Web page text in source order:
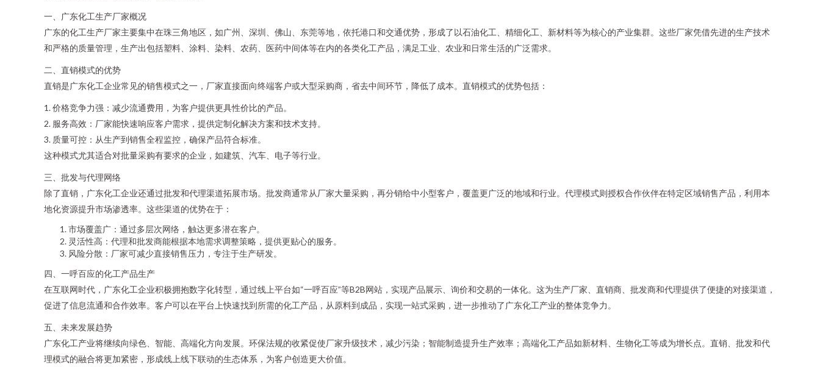
一、广东化工生产厂家概况
广东的化工生产厂家主要集中在珠三角地区，如广州、深圳、佛山、东莞等地，依托港口和交通优势，形成了以石油化工、精细化工、新材料等为核心的产业集群。这些厂家凭借先进的生产技术
和严格的质量管理，生产出包括塑料、涂料、染料、农药、医药中间体等在内的各类化工产品，满足工业、农业和日常生活的广泛需求。
二、直销模式的优势
直销是广东化工企业常见的销售模式之一，厂家直接面向终端客户或大型采购商，省去中间环节，降低了成本。直销模式的优势包括：
1. 价格竞争力强：减少流通费用，为客户提供更具性价比的产品。
2. 服务高效：厂家能快速响应客户需求，提供定制化解决方案和技术支持。
3. 质量可控：从生产到销售全程监控，确保产品符合标准。
这种模式尤其适合对批量采购有要求的企业，如建筑、汽车、电子等行业。
三、批发与代理网络
除了直销，广东化工企业还通过批发和代理渠道拓展市场。批发商通常从厂家大量采购，再分销给中小型客户，覆盖更广泛的地域和行业。代理模式则授权合作伙伴在特定区域销售产品，利用本
地化资源提升市场渗透率。这些渠道的优势在于：
市场覆盖广：通过多层次网络，触达更多潜在客户。
灵活性高：代理和批发商能根据本地需求调整策略，提供更贴心的服务。
风险分散：厂家可减少直接销售压力，专注于生产研发。
四、一呼百应的化工产品生产
在互联网时代，广东化工企业积极拥抱数字化转型，通过线上平台如“一呼百应”等B2B网站，实现产品展示、询价和交易的一体化。这为生产厂家、直销商、批发商和代理提供了便捷的对接渠道，
促进了信息流通和合作效率。客户可以在平台上快速找到所需的化工产品，从原料到成品，实现一站式采购，进一步推动了广东化工产业的整体竞争力。
五、未来发展趋势
广东化工产业将继续向绿色、智能、高端化方向发展。环保法规的收紧促使厂家升级技术，减少污染；智能制造提升生产效率；高端化工产品如新材料、生物化工等成为增长点。直销、批发和代
理模式的融合将更加紧密，形成线上线下联动的生态体系，为客户创造更大价值。